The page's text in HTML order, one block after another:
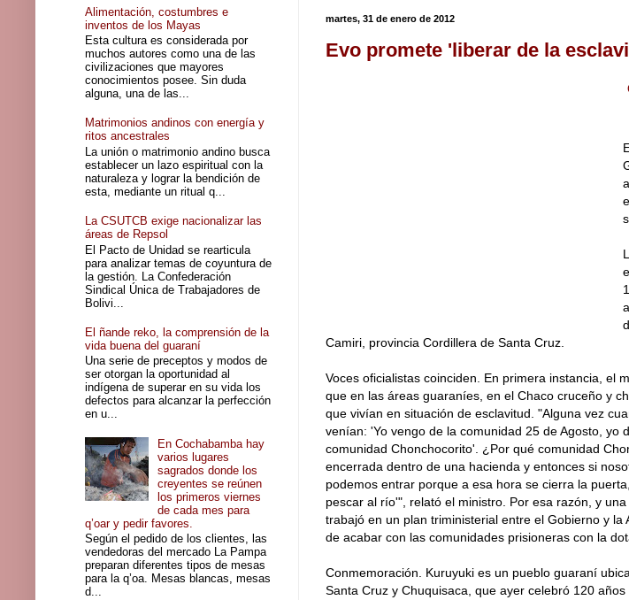
martes, 31 de enero de 2012
Evo promete 'liberar de la
Camiri, provincia Cordillera de Santa Cruz.
Voces oficialistas coinciden. En primera instancia, el
que en las áreas guaraníes, en el Chaco cruceño y
que vivían en situación de esclavitud. "Alguna vez
venían: 'Yo vengo de la comunidad 25 de Agosto, yo
comunidad Chonchocorito'. ¿Por qué comunidad
encerrada dentro de una hacienda y entonces si
podemos entrar porque a esa hora se cierra la
pescar al río'", relató el ministro. Por esa razón, y
trabajó en un plan triministerial entre el Gobierno y
de acabar con las comunidades prisioneras con la
Conmemoración. Kuruyuki es un pueblo guaraní
Santa Cruz y Chuquisaca, que ayer celebró 120
Alimentación, costumbres e
inventos de los Mayas
Esta cultura es considerada por
muchos autores como una de las
civilizaciones que mayores
conocimientos posee. Sin duda
alguna, una de las...
Matrimonios andinos con energía y
ritos ancestrales
La unión o matrimonio andino busca
establecer un lazo espiritual con la
naturaleza y lograr la bendición de
esta, mediante un ritual q...
La CSUTCB exige nacionalizar las
áreas de Repsol
El Pacto de Unidad se rearticula
para analizar temas de coyuntura de
la gestión. La Confederación
Sindical Única de Trabajadores de
Bolivi...
El ñande reko, la comprensión de la
vida buena del guaraní
Una serie de preceptos y modos de
ser otorgan la oportunidad al
indígena de superar en su vida los
defectos para alcanzar la perfección
en u...
En Cochabamba hay
varios lugares
sagrados donde los
creyentes se reúnen
los primeros viernes
de cada mes para
q’oar y pedir favores.
Según el pedido de los clientes, las
vendedoras del mercado La Pampa
preparan diferentes tipos de mesas
para la q’oa. Mesas blancas, mesas
d...